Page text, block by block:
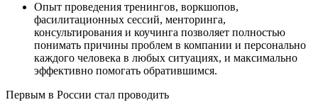
Опыт проведения тренингов, воркшопов,
фасилитационных сессий, менторинга,
консультирования и коучинга позволяет полностью
понимать причины проблем в компании и персонально
каждого человека в любых ситуациях, и максимально
эффективно помогать обратившимся.
Первым в России стал проводить